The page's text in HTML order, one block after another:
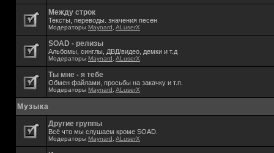
Между строк
Тексты, переводы. значения песен
Модераторы Maynard ALuserX
SOAD - релизы
Альбомы, синглы, ДВД/видео, демки и т.д
Модераторы Maynard ALuserX
Ты мне - я тебе
Обмен файлами, просьбы на закачку и т.п.
Модераторы Maynard ALuserX
Музыка
Другие группы
Всё что мы слушаем кроме SOAD.
Модераторы Maynard ALuserX